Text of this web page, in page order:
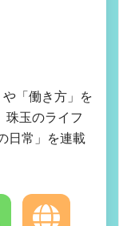
「働き方」を
珠玉のライフ
日常」を連載